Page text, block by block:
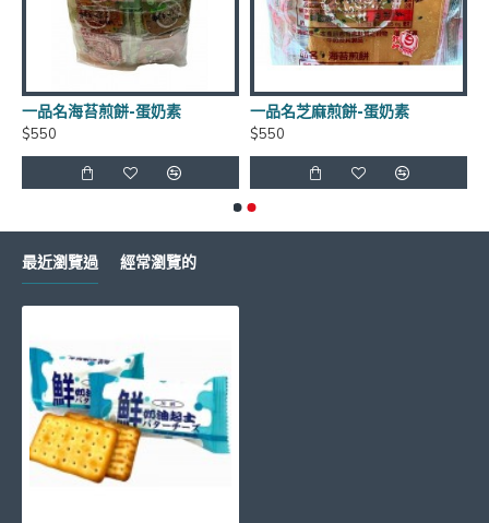
**年貨商品*節慶商品*海鮮食品*恕不退換貨
如有需要請LINE詢問有無庫存 LINE
超商取貨每筆訂單~限重4.5公斤(長+寬+高<105cm)
一品名海苔煎餅-蛋奶素
$550
一品名芝麻煎餅-蛋奶素
$550
最近瀏覽過 經常瀏覽的